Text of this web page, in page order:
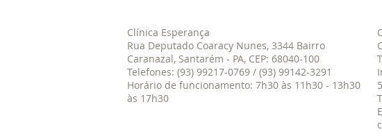
Clínica Esperança
Rua Deputado Coaracy Nunes, 3344 Bairro
Caranazal, Santarém - PA, CEP: 68040-100
Telefones: (93) 99217-0769 / (93) 99142-3291
Horário de funcionamento: 7h30 às 11h30 - 13h30
às 17h30